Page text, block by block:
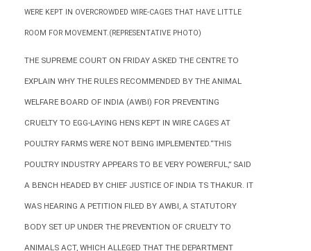
WERE KEPT IN OVERCROWDED WIRE-CAGES THAT HAVE LITTLE
ROOM FOR MOVEMENT.(REPRESENTATIVE PHOTO)
THE SUPREME COURT ON FRIDAY ASKED THE CENTRE TO
EXPLAIN WHY THE RULES RECOMMENDED BY THE ANIMAL
WELFARE BOARD OF INDIA (AWBI) FOR PREVENTING
CRUELTY TO EGG-LAYING HENS KEPT IN WIRE CAGES AT
POULTRY FARMS WERE NOT BEING IMPLEMENTED.“THIS
POULTRY INDUSTRY APPEARS TO BE VERY POWERFUL,” SAID
A BENCH HEADED BY CHIEF JUSTICE OF INDIA TS THAKUR. IT
WAS HEARING A PETITION FILED BY AWBI, A STATUTORY
BODY SET UP UNDER THE PREVENTION OF CRUELTY TO
ANIMALS ACT, WHICH ALLEGED THAT THE DEPARTMENT